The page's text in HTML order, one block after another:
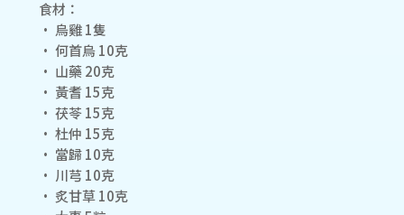
食材：
• 烏雞 1隻
• 何首烏 10克
• 山藥 20克
• 黃耆 15克
• 茯苓 15克
• 杜仲 15克
• 當歸 10克
• 川芎 10克
• 炙甘草 10克